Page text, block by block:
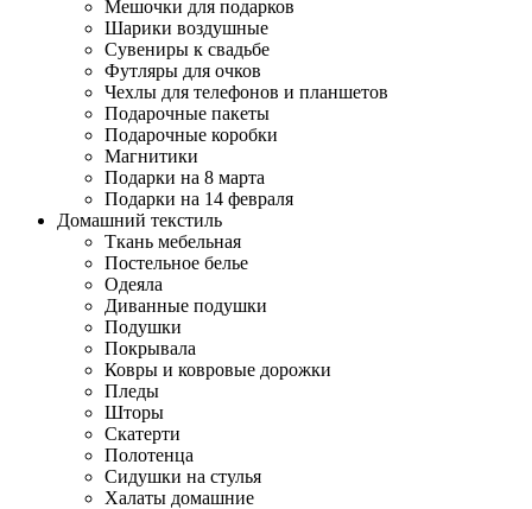
Мешочки для подарков
Шарики воздушные
Сувениры к свадьбе
Футляры для очков
Чехлы для телефонов и планшетов
Подарочные пакеты
Подарочные коробки
Магнитики
Подарки на 8 марта
Подарки на 14 февраля
Домашний текстиль
Ткань мебельная
Постельное белье
Одеяла
Диванные подушки
Подушки
Покрывала
Ковры и ковровые дорожки
Пледы
Шторы
Скатерти
Полотенца
Сидушки на стулья
Халаты домашние